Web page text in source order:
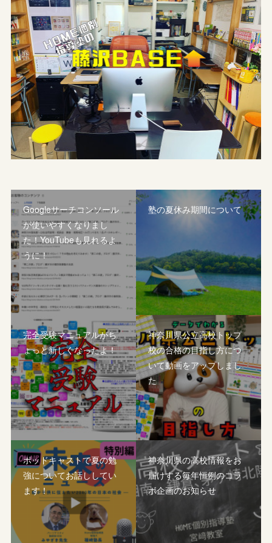
Googleサーチコンソール
が使いやすくなりまし
た！YouTubeも見れるよ
うに！
塾の夏休み期間について
完全受験マニュアルがち
ょっと新しくなったよ！
神奈川県公立高校トップ
校の合格の目指し方につ
いて動画をアップしまし
た
ポッドキャストで夏の勉
強についてお話ししてい
ます！
神奈川県の高校情報をお
届けする毎年恒例のコラ
ボ企画のお知らせ